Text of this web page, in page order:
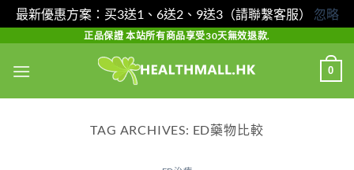
最新優惠方案：买3送1、6送2、9送3（請聯繫客服） 忽略
content
正品保證 本站所有商品享受30天無效退款.
0
TAG ARCHIVES: ED藥物比較